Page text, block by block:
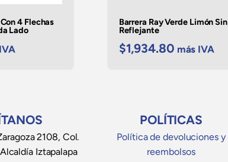
4 Flechas
Lado
Barrera Ray Verde Limón Sin
Reflejante
$1,934.80 más IVA
2108, Col.
Iztapalapa
POLÍTICAS
Política de devoluciones y
reembolsos